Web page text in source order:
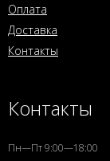
Оплата
Доставка
Контакты
Контакты
Пн—Пт 9:00—18:00